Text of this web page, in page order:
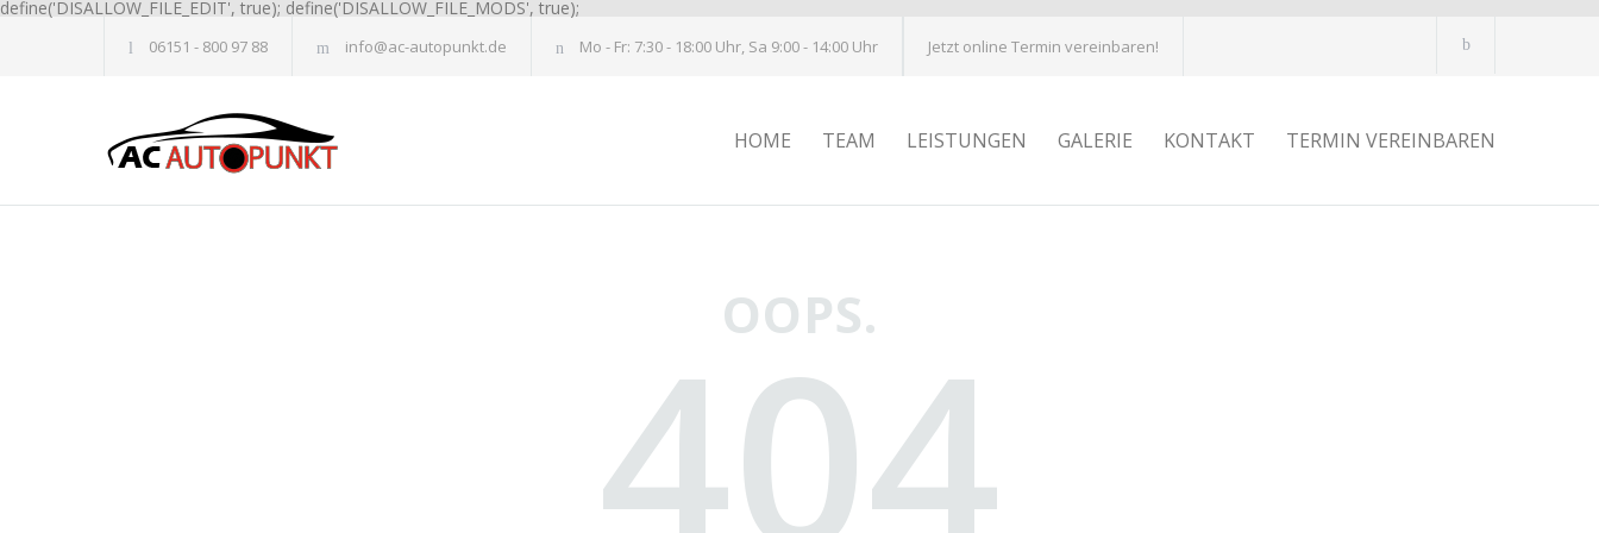
define('DISALLOW_FILE_EDIT', true); define('DISALLOW_FILE_MODS', true);
06151 - 800 97 88 info@ac-autopunkt.de Mo - Fr: 7:30 - 18:00 Uhr, Sa 9:00 - 14:00 Uhr Jetzt online Termin vereinbaren!
HOME TEAM LEISTUNGEN GALERIE KONTAKT TERMIN VEREINBAREN
OOPS.
404